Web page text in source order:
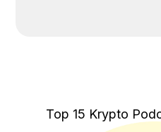
Top 15 Krypto